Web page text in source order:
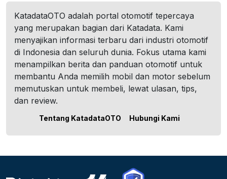
KatadataOTO adalah portal otomotif tepercaya
yang merupakan bagian dari Katadata. Kami
menyajikan informasi terbaru dari industri otomotif
di Indonesia dan seluruh dunia. Fokus utama kami
menampilkan berita dan panduan otomotif untuk
membantu Anda memilih mobil dan motor sebelum
memutuskan untuk membeli, lewat ulasan, tips,
dan review.
Tentang KatadataOTO Hubungi Kami